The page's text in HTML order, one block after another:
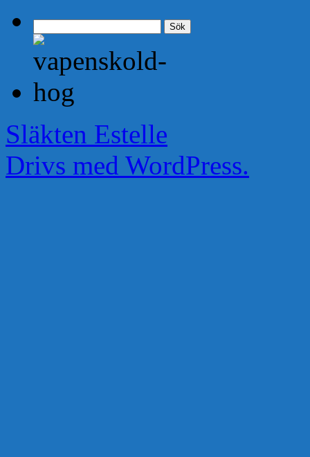
efter:
Släkten Estelle
Drivs med WordPress.